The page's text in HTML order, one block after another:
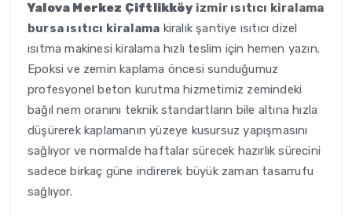
Yalova Merkez Çiftlikköyizmir ısıtıcı kiralama
bursa ısıtıcı kiralama kiralık şantiye ısıtıcı dizel
ısıtma makinesi kiralama hızlı teslim için hemen yazın.
Epoksi ve zemin kaplama öncesi sunduğumuz
profesyonel beton kurutma hizmetimiz zemindeki
bağıl nem oranını teknik standartların bile altına hızla
düşürerek kaplamanın yüzeye kusursuz yapışmasını
sağlıyor ve normalde haftalar sürecek hazırlık sürecini
sadece birkaç güne indirerek büyük zaman tasarrufu
sağlıyor.